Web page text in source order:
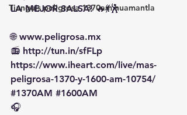
Tianguis peligrosa 1370am huamantla
LA MEJOR SALSA! 🔥💃🕺
🌐 www.peligrosa.mx
📻 http://tun.in/sfFLp
https://www.iheart.com/live/mas-
peligrosa-1370-y-1600-am-10754/
#1370AM #1600AM
🎧